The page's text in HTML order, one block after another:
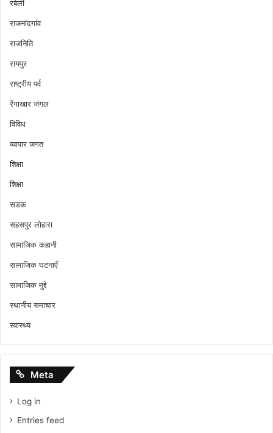
रबेली
राजनांदगांव
राजनिति
रायपुर
राष्ट्रीय पर्व
रेंगाखार जंगल
विविध
व्यापार जगत
शिक्षा
शिक्षा
सडक
सहसपुर लोहारा
सामाजिक कहानी
सामाजिक घटनाएँ
सामाजिक मुद्दे
स्थानीय समाचार
स्वास्थ्य
Meta
Log in
Entries feed